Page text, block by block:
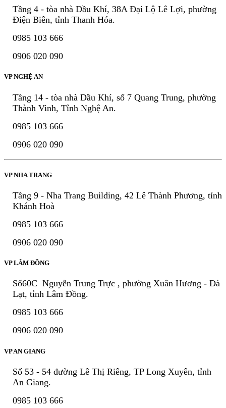
Tầng 4 - tòa nhà Dầu Khí, 38A Đại Lộ Lê Lợi, phường
Điện Biên, tỉnh Thanh Hóa.
0985 103 666
0906 020 090
VP NGHỆ AN
Tầng 14 - tòa nhà Dầu Khí, số 7 Quang Trung, phường
Thành Vinh, Tỉnh Nghệ An.
0985 103 666
0906 020 090
VP NHA TRANG
Tầng 9 - Nha Trang Building, 42 Lê Thành Phương, tỉnh
Khánh Hoà
0985 103 666
0906 020 090
VP LÂM ĐỒNG
Số60C Nguyễn Trung Trực , phường Xuân Hương - Đà
Lạt, tỉnh Lâm Đồng.
0985 103 666
0906 020 090
VP AN GIANG
Số 53 - 54 đường Lê Thị Riêng, TP Long Xuyên, tỉnh
An Giang.
0985 103 666